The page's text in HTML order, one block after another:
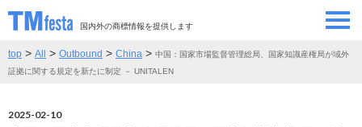
国内外の商標情報を提供します
SEMINAR/EVENT
top > All > Outbound > China > 中国：国家市場監督管理総局、国家知識産権局が域外
証拠に関する規定を新たに制定 － UNITALEN
2025-02-10